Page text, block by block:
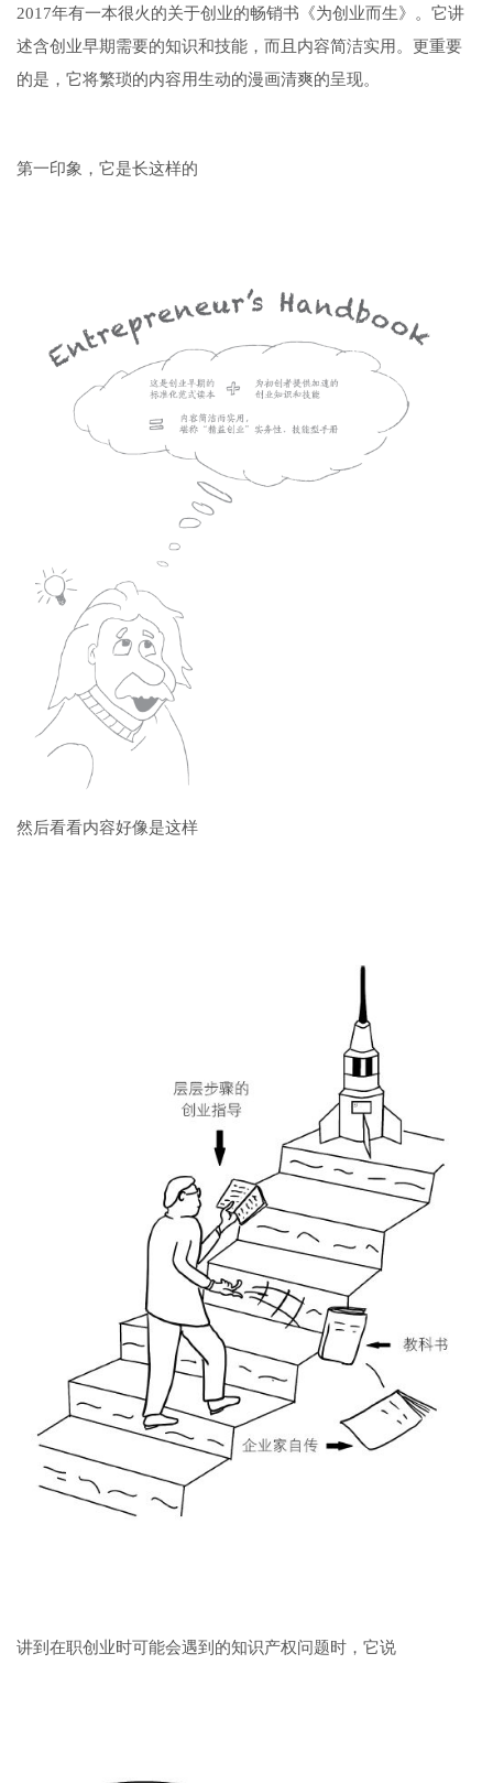
2017年有一本很火的关于创业的畅销书《为创业而生》。它讲
述含创业早期需要的知识和技能，而且内容简洁实用。更重要
的是，它将繁琐的内容用生动的漫画清爽的呈现。
第一印象，它是长这样的
然后看看内容好像是这样
讲到在职创业时可能会遇到的知识产权问题时，它说